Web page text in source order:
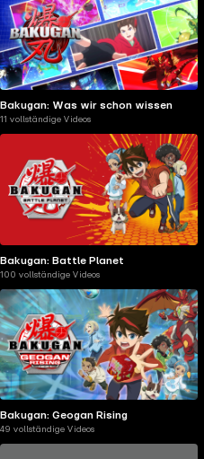
Bakugan: Was wir schon wissen
11 vollständige Videos
Bakugan: Battle Planet
100 vollständige Videos
Bakugan: Geogan Rising
49 vollständige Videos